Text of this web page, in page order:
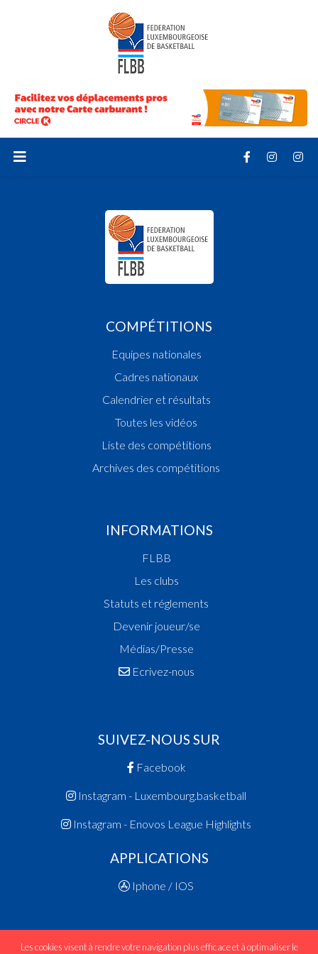
COMPÉTITIONS
Equipes nationales
Cadres nationaux
Calendrier et résultats
Toutes les vidéos
Liste des compétitions
Archives des compétitions
INFORMATIONS
FLBB
Les clubs
Statuts et réglements
Devenir joueur/se
Médias/Presse
Ecrivez-nous
SUIVEZ-NOUS SUR
Facebook
Instagram - Luxembourg.basketball
Instagram - Enovos League Highlights
APPLICATIONS
Iphone / IOS
Les cookies visent à rendre votre navigation plus efficace et à optimaliser le